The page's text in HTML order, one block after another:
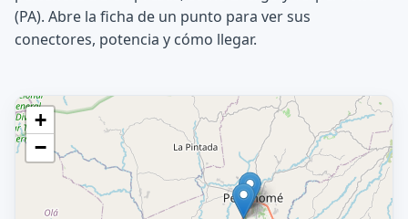
(PA). Abre la ficha de un punto para ver sus
conectores, potencia y cómo llegar.
+
−